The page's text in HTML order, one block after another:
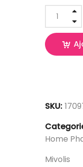
SKU:
Home
Mivolis